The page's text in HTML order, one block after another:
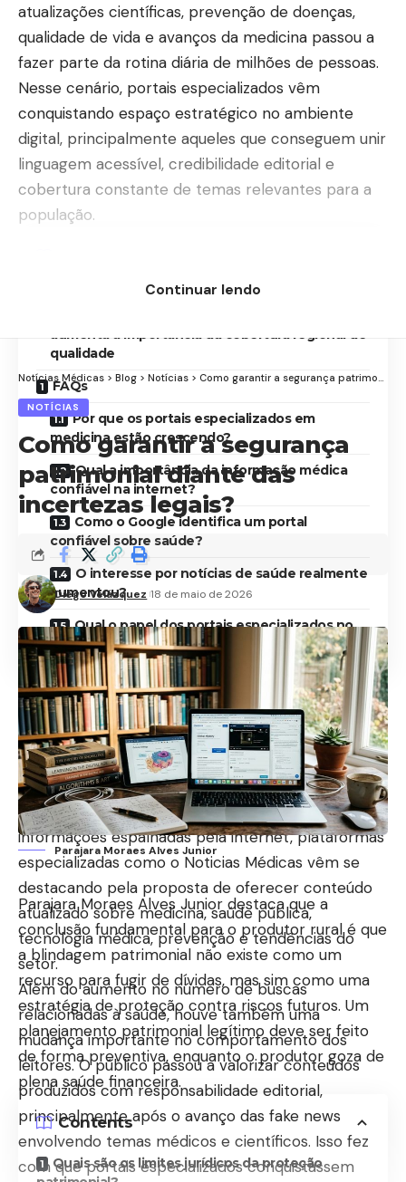
atualizações científicas, prevenção de doenças,
qualidade de vida e avanços da medicina passou a
fazer parte da rotina diária de milhões de pessoas.
Nesse cenário, portais especializados vêm
conquistando espaço estratégico no ambiente
digital, principalmente aqueles que conseguem unir
linguagem acessível, credibilidade editorial e
cobertura constante de temas relevantes para a
população.
Crescimento do interesse por saúde e
aumenta a importância da cobertura regional de
qualidade
FAQs
Por que os portais especializados em
medicina estão crescendo?
Qual a importância da informação médica
confiável na internet?
Como o Google identifica um portal
confiável sobre saúde?
O interesse por notícias de saúde realmente
aumentou?
Qual o papel dos portais especializados no
cenário digital atual?
O crescimento das pesquisas relacionadas à saúde
nos mecanismos de busca também alterou a
dinâmica do jornalismo digital. Hoje, leitores
procuram respostas rápidas, conteúdos bem
contextualizados e fontes que transmitam
confiança. Em meio à grande quantidade de
informações espalhadas pela internet, plataformas
especializadas como o Noticias Médicas vêm se
destacando pela proposta de oferecer conteúdo
atualizado sobre medicina, saúde pública,
tecnologia médica, prevenção e tendências do
setor.
Além do aumento no número de buscas
relacionadas à saúde, houve também uma
mudança importante no comportamento dos
leitores. O público passou a valorizar conteúdos
produzidos com responsabilidade editorial,
principalmente após o avanço das fake news
envolvendo temas médicos e científicos. Isso fez
com que portais especializados conquistassem
Continuar lendo
Notícias Médicas > Blog > Notícias > Como garantir a segurança patrimonial diante das incertezas legais?
NOTÍCIAS
Como garantir a segurança
patrimonial diante das
incertezas legais?
Diego Velázquez 18 de maio de 2026
Parajara Moraes Alves Junior
Parajara Moraes Alves Junior destaca que a
conclusão fundamental para o produtor rural é que
a blindagem patrimonial não existe como um
recurso para fugir de dívidas, mas sim como uma
estratégia de proteção contra riscos futuros. Um
planejamento patrimonial legítimo deve ser feito
de forma preventiva, enquanto o produtor goza de
plena saúde financeira.
Contents
Quais são os limites jurídicos da proteção